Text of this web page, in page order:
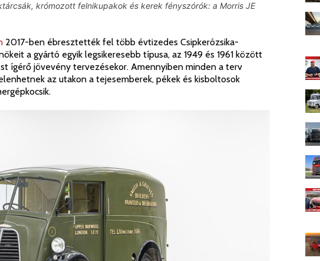
krómozott felnikupakok és kerek fényszórók: a Morris JE
2017-ben ébresztették fel több évtizedes Csipkerózsika-
a gyártó egyik legsikeresebb típusa, az 1949 és 1961 között
ígérő jövevény tervezésekor. Amennyiben minden a terv
az utakon a tejesemberek, pékek és kisboltosok